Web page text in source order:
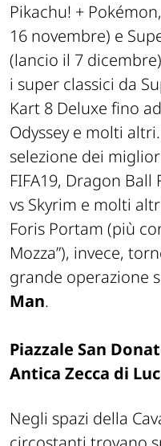
Pikachu! +
16 novembre) e
(lancio il 7
i super classici da
Kart 8 Deluxe fino
Odyssey e molti
selezione dei
FIFA19, Dragon
vs Skyrim e molti
Foris Portam (più
Mozza”), invece,
grande operazione
Man.
Piazzale San
Antica Zecca di
Negli spazi della